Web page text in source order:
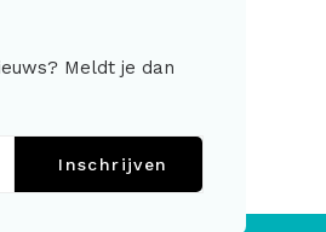
Meldt je dan
Inschrijven